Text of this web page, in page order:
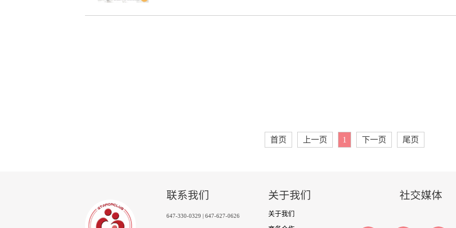
首页 上一页 1 下一页 尾页
联系我们
647-330-0329 | 647-627-0626
关于我们
关于我们
社交媒体